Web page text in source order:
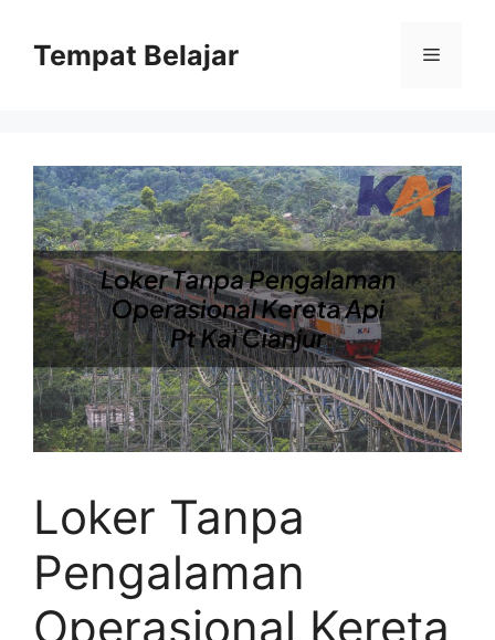
contentTempat Belajar Menu
Loker Tanpa
Pengalaman
Operasional Kereta